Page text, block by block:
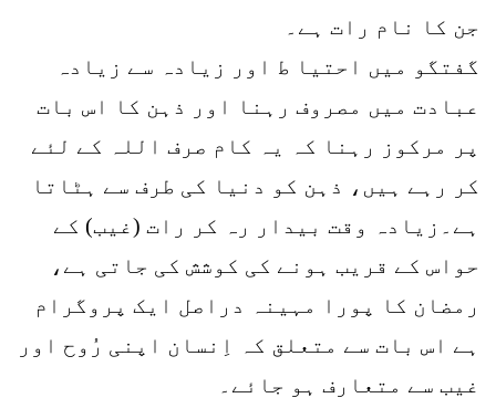
جن کا نام رات ہے۔
گفتگو میں احتیا ط اور زیادہ سے زیادہ
عبادت میں مصروف رہنا اور ذہن کا اس بات
پر مرکوز رہنا کہ یہ کام صرف اللہ کے لئے
کر رہے ہیں، ذہن کو دنیا کی طرف سے ہٹاتا
ہے۔زیادہ وقت بیدار رہ کر رات (غیب) کے
حواس کے قریب ہونے کی کوشش کی جاتی ہے،
رمضان کا پورا مہینہ دراصل ایک پروگرام
ہے اس بات سے متعلق کہ اِنسان اپنی رُوح اور
غیب سے متعارف ہو جائے۔